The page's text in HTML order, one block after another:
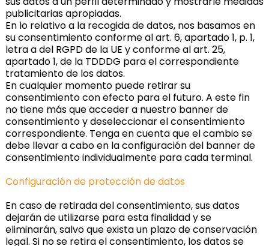
publicitarias apropiadas.
En lo relativo a la recogida de datos, nos basamos en
su consentimiento conforme al art. 6, apartado 1, p. 1,
letra a del RGPD de la UE y conforme al art. 25,
apartado 1, de la TDDDG para el correspondiente
tratamiento de los datos.
En cualquier momento puede retirar su
consentimiento con efecto para el futuro. A este fin
no tiene más que acceder a nuestro banner de
consentimiento y deseleccionar el consentimiento
correspondiente. Tenga en cuenta que el cambio se
debe llevar a cabo en la configuración del banner de
consentimiento individualmente para cada terminal.
Configuración de protección de datos
En caso de retirada del consentimiento, sus datos
dejarán de utilizarse para esta finalidad y se
eliminarán, salvo que exista un plazo de conservación
legal. Si no se retira el consentimiento, los datos se